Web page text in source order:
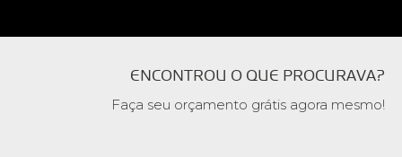
ENCONTROU O QUE PROCURAVA?
Faça seu orçamento grátis agora mesmo!